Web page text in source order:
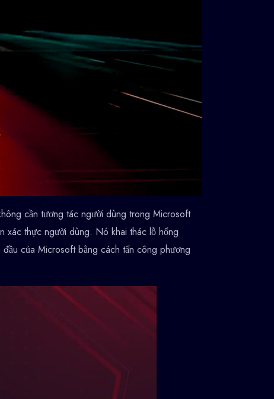
cần tương tác người dùng trong Microsoft
xác thực người dùng. Nó khai thác lỗ hổng
của Microsoft bằng cách tấn công phương